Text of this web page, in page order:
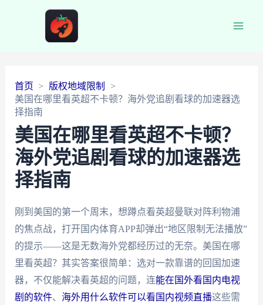
首页
版权地域限制
美国在哪里看英超不卡顿？海外党追剧看球的加速器选
择指南
美国在哪里看英超不卡顿？
海外党追剧看球的加速器选
择指南
刚到美国的第一个周末，想蹲点看英超曼联对阵利物浦
的焦点战，打开国内体育APP却弹出“地区限制无法播放”
的提示——这是无数海外党都经历过的无奈。美国在哪
里看英超？其实答案很简单：选对一款靠谱的回国加速
器，不仅能解决看英超的问题，连能在国外看国内电视
剧的软件、 海外用什么软件可以看国内视频直播这些需